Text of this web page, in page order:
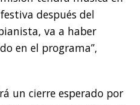
después del
va a haber
en el programa”,
un cierre esperado por